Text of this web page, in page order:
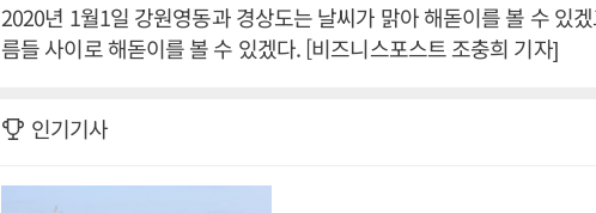
2020년 1월1일 강원영동과 경상도는 날씨가 맑아 해돋이를 볼 수 있
름들 사이로 해돋이를 볼 수 있겠다. [비즈니스포스트 조충희 기자]
인기기사